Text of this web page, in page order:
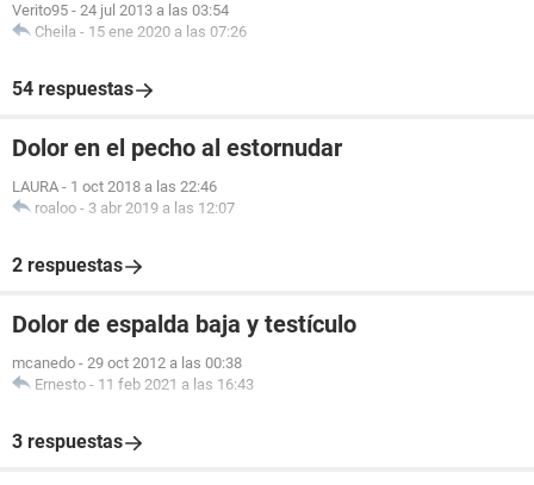
Verito95 - 24 jul 2013 a las 03:54
Cheila - 15 ene 2020 a las 07:26
54 respuestas
Dolor en el pecho al estornudar
LAURA - 1 oct 2018 a las 22:46
roaloo - 3 abr 2019 a las 12:07
2 respuestas
Dolor de espalda baja y testículo
mcanedo - 29 oct 2012 a las 00:38
Ernesto - 11 feb 2021 a las 16:43
3 respuestas